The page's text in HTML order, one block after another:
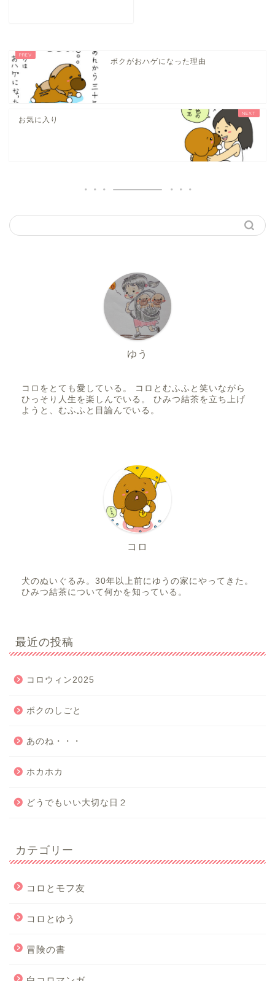
ボクがおハゲになった理由
お気に入り
ゆう
コロをとても愛している。 コロとむふふと笑いながら
ひっそり人生を楽しんでいる。 ひみつ結茶を立ち上げ
ようと、むふふと目論んでいる。
コロ
犬のぬいぐるみ。30年以上前にゆうの家にやってきた。
ひみつ結茶について何かを知っている。
最近の投稿
コロウィン2025
ボクのしごと
あのね・・・
ホカホカ
どうでもいい大切な日２
カテゴリー
コロとモフ友
コロとゆう
冒険の書